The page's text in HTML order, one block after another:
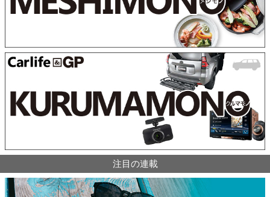
注目の連載